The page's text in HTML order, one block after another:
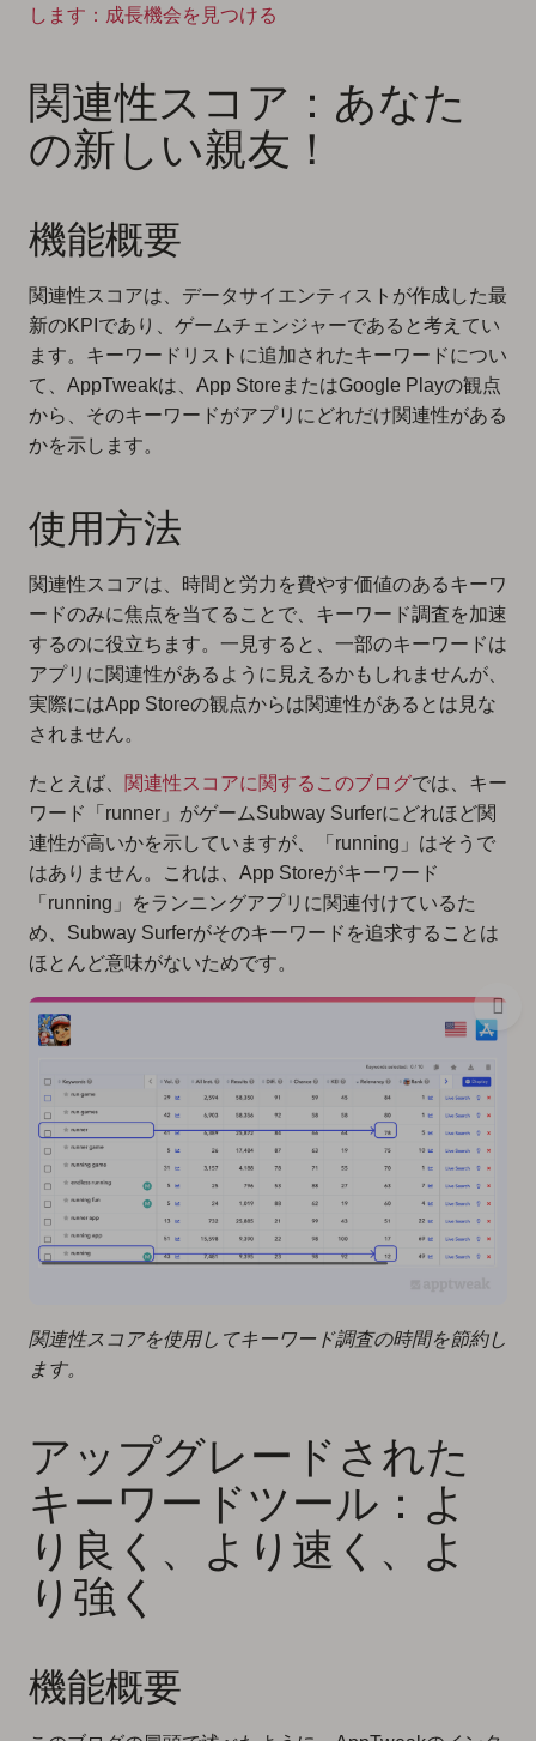
します：成長機会を見つける
関連性スコア：あなた
の新しい親友！
機能概要
関連性スコアは、データサイエンティストが作成した最
新のKPIであり、ゲームチェンジャーであると考えてい
ます。キーワードリストに追加されたキーワードについ
て、AppTweakは、App StoreまたはGoogle Playの観点
から、そのキーワードがアプリにどれだけ関連性がある
かを示します。
使用方法
関連性スコアは、時間と労力を費やす価値のあるキーワ
ードのみに焦点を当てることで、キーワード調査を加速
するのに役立ちます。一見すると、一部のキーワードは
アプリに関連性があるように見えるかもしれませんが、
実際にはApp Storeの観点からは関連性があるとは見な
されません。
たとえば、 関連性スコアに関するこのブログでは、キー
ワード「runner」がゲームSubway Surferにどれほど関
連性が高いかを示していますが、「running」はそうで
はありません。これは、App Storeがキーワード
「running」をランニングアプリに関連付けているた
め、Subway Surferがそのキーワードを追求することは
ほとんど意味がないためです。
関連性スコアを使用してキーワード調査の時間を節約し
ます。
‍アップグレードされた
キーワードツール：よ
り良く、より速く、よ
り強く
機能概要